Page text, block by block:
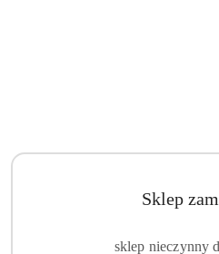
Sklep
sklep nieczynny